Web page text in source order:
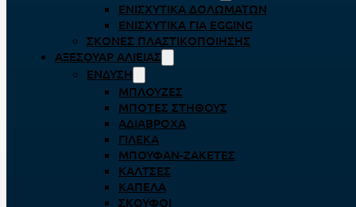
ΕΝΙΣΧΥΤΙΚΆ ΔΟΛΩΜΆΤΩΝ
ΕΝΙΣΧΥΤΙΚΆ ΓΙΑ EGGING
ΣΚΌΝΕΣ ΠΛΑΣΤΙΚΟΠΟΊΗΣΗΣ
ΑΞΕΣΟΥΆΡ ΑΛΙΕΊΑΣ
ΈΝΔΥΣΗ
ΜΠΛΟΎΖΕΣ
ΜΠΌΤΕΣ ΣΤΉΘΟΥΣ
ΑΔΙΆΒΡΟΧΑ
ΓΙΛΈΚΑ
ΜΠΟΥΦΆΝ-ΖΑΚΈΤΕΣ
ΚΆΛΤΣΕΣ
ΚΑΠΈΛΑ
ΣΚΟΎΦΟΙ